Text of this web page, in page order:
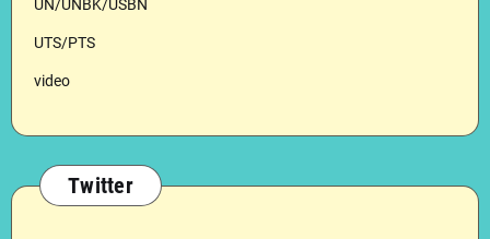
UN/UNBK/USBN
UTS/PTS
video
Twitter